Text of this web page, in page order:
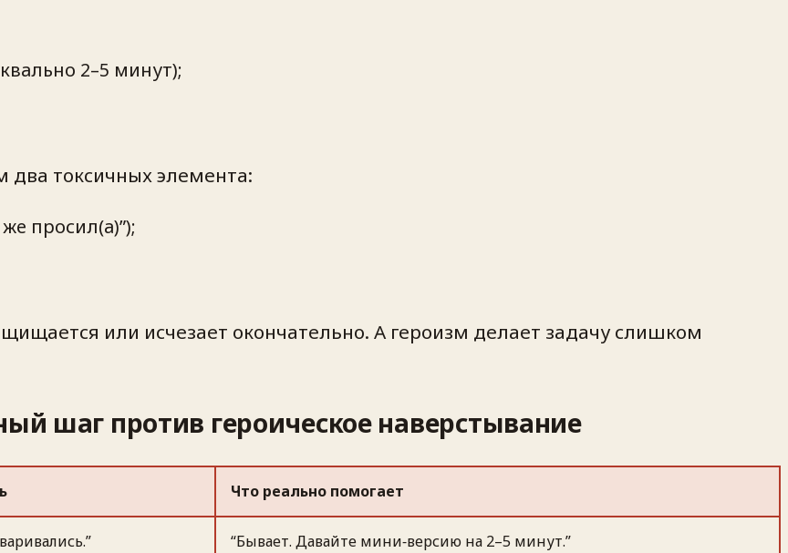
2–5 минут);
два токсичных элемента:
же просил(а)”);
или исчезает окончательно. А героизм делает задачу слишком
шаг против героическое наверстывание
Что реально помогает
“Бывает. Давайте мини‑версию на 2–5 минут.”